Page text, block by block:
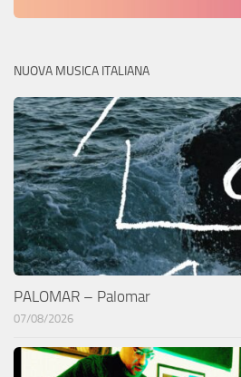
NUOVA MUSICA ITALIANA
PALOMAR – Palomar
07/08/2026